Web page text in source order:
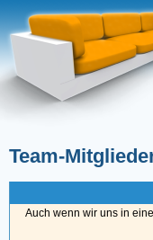
Team-
Auch wenn wir uns in